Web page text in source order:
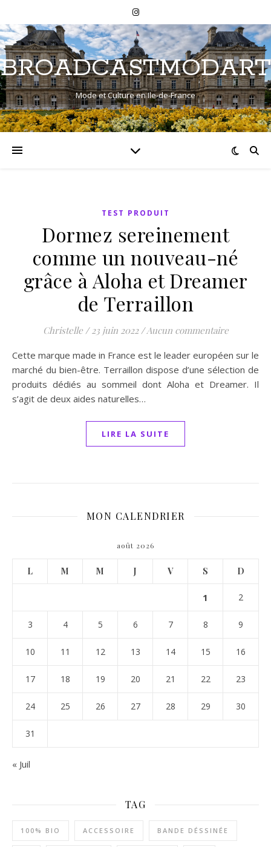
BROADCASTMODART
Mode et Culture en Ile-de-France
TEST PRODUIT
Dormez sereinement
comme un nouveau-né
grâce à Aloha et Dreamer
de Terraillon
Christelle / 23 juin 2022 /Aucun commentaire
Cette marque made in France est le leader européen sur le
marché du bien-être. Terraillon dispose d’une sélection de
produits dédiés au sommeil dont Aloha et Dreamer. Il
s’agit de deux aides naturelles…
LIRE LA SUITE
MON CALENDRIER
août 2026
L M M J V S D
1 2
3 4 5 6 7 8 9
10 11 12 13 14 15 16
17 18 19 20 21 22 23
24 25 26 27 28 29 30
31
« Juil
TAG
100% BIO ACCESSOIRE BANDE DÉSSINÉE